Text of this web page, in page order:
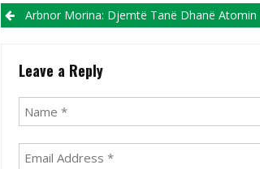
Post navigation
Arbnor Morina: Djemtë Tanë Dhanë Atomin E Fundit Dhe Treguan Si Mbrohen Ngjyrat E
Leave a Reply